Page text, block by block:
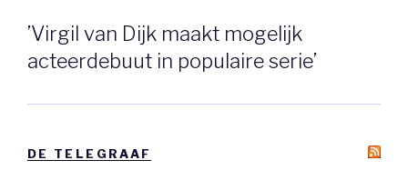
’Virgil van Dijk maakt mogelijk
acteerdebuut in populaire serie’
DE TELEGRAAF